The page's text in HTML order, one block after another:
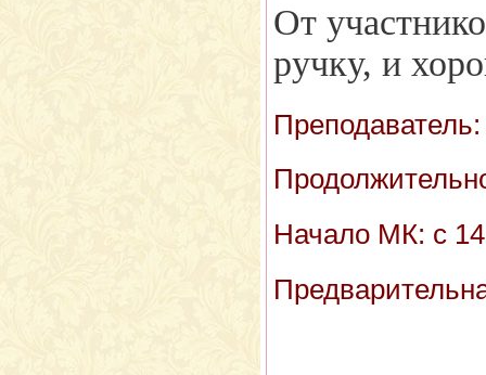
От
ручку, и
Начало МК: с